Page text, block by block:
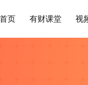
首页 有财课堂 视